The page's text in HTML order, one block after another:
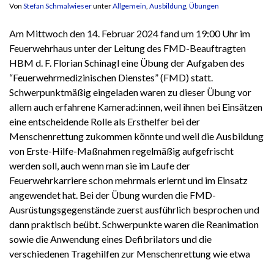
Von Stefan SchmalwieserunterAllgemein Ausbildung Übungen
Am Mittwoch den 14. Februar 2024 fand um 19:00 Uhr im
Feuerwehrhaus unter der Leitung des FMD-Beauftragten
HBM d. F. Florian Schinagl eine Übung der Aufgaben des
“Feuerwehrmedizinischen Dienstes” (FMD) statt.
Schwerpunktmäßig eingeladen waren zu dieser Übung vor
allem auch erfahrene Kamerad:innen, weil ihnen bei Einsätzen
eine entscheidende Rolle als Ersthelfer bei der
Menschenrettung zukommen könnte und weil die Ausbildung
von Erste-Hilfe-Maßnahmen regelmäßig aufgefrischt
werden soll, auch wenn man sie im Laufe der
Feuerwehrkarriere schon mehrmals erlernt und im Einsatz
angewendet hat. Bei der Übung wurden die FMD-
Ausrüstungsgegenstände zuerst ausführlich besprochen und
dann praktisch beübt. Schwerpunkte waren die Reanimation
sowie die Anwendung eines Defibrilators und die
verschiedenen Tragehilfen zur Menschenrettung wie etwa